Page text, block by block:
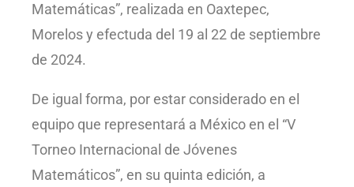
Matemáticas”, realizada en Oaxtepec,
Morelos y efectuda del 19 al 22 de septiembre
de 2024.
De igual forma, por estar considerado en el
equipo que representará a México en el “V
Torneo Internacional de Jóvenes
Matemáticos”, en su quinta edición, a